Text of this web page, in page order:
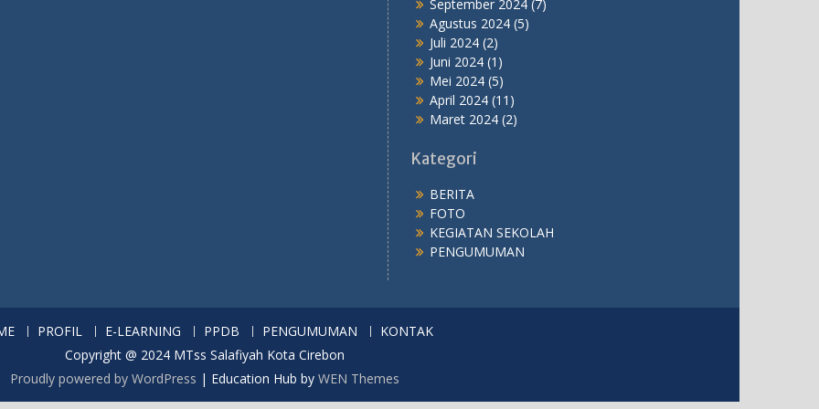
September 2024(7)
Agustus 2024(5)
Juli 2024(2)
Juni 2024(1)
Mei 2024(5)
April 2024(11)
Maret 2024(2)
Kategori
BERITA
FOTO
KEGIATAN SEKOLAH
PENGUMUMAN
PROFIL E-LEARNING PPDB PENGUMUMAN
KONTAK
Copyright @ 2024 MTss Salafiyah Kota Cirebon
Proudly powered by WordPress | Education Hub by WEN Themes